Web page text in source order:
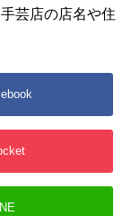
芸店の店名や住